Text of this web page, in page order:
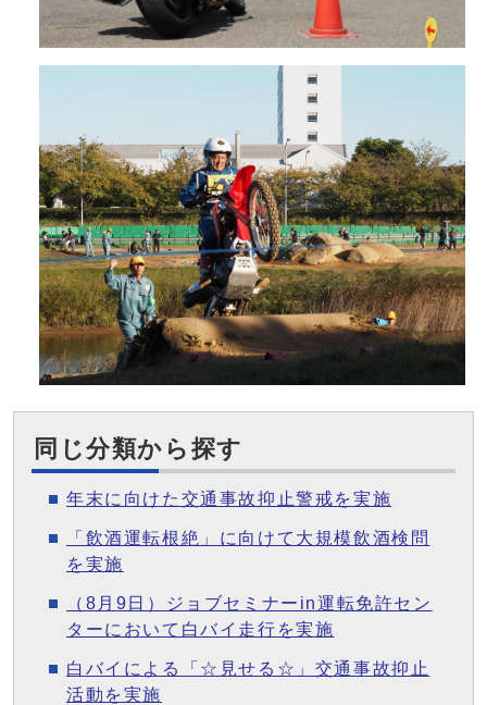
同じ分類から探す
年末に向けた交通事故抑止警戒を実施
「飲酒運転根絶」に向けて大規模飲酒検問
を実施
（8月9日）ジョブセミナーin運転免許セン
ターにおいて白バイ走行を実施
白バイによる「☆見せる☆」交通事故抑止
活動を実施